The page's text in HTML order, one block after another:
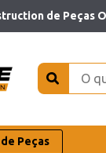
de Peças
Peças